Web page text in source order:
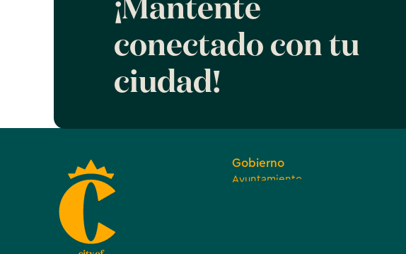
¡Mantente
conectado con tu
ciudad!
Gobierno
Ayuntamiento